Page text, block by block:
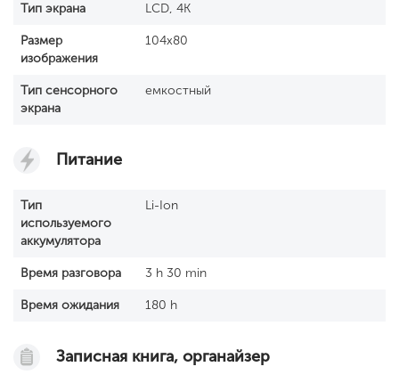
Тип экрана LCD, 4K
Размер
изображения
104x80
Тип сенсорного
экрана
емкостный
Питание
Тип
используемого
аккумулятора
Li-Ion
Время разговора 3 h 30 min
Время ожидания 180 h
Записная книга, органайзер